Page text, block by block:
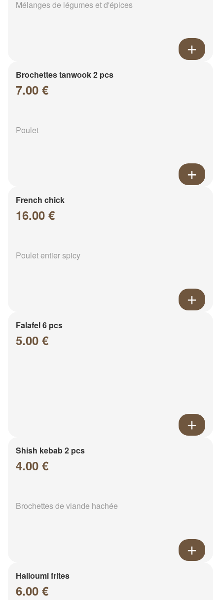
Mélanges de légumes et d'épices
Brochettes tanwook 2 pcs
7.00 €
Poulet
French chick
16.00 €
Poulet entier spicy
Falafel 6 pcs
5.00 €
Shish kebab 2 pcs
4.00 €
Brochettes de viande hachée
Halloumi frites
6.00 €